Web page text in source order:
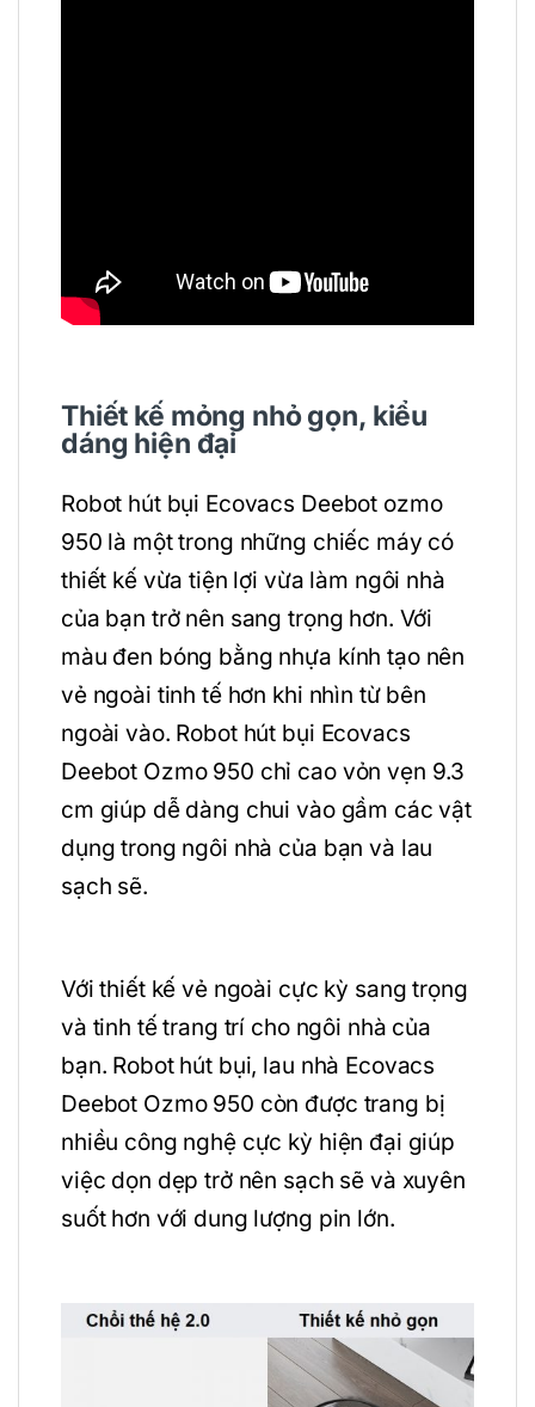
Thiết kế mỏng nhỏ gọn, kiểu
dáng hiện đại
Robot hút bụi Ecovacs Deebot ozmo
950 là một trong những chiếc máy có
thiết kế vừa tiện lợi vừa làm ngôi nhà
của bạn trở nên sang trọng hơn. Với
màu đen bóng bằng nhựa kính tạo nên
vẻ ngoài tinh tế hơn khi nhìn từ bên
ngoài vào. Robot hút bụi Ecovacs
Deebot Ozmo 950 chỉ cao vỏn vẹn 9.3
cm giúp dễ dàng chui vào gầm các vật
dụng trong ngôi nhà của bạn và lau
sạch sẽ.
Với thiết kế vẻ ngoài cực kỳ sang trọng
và tinh tế trang trí cho ngôi nhà của
bạn. Robot hút bụi, lau nhà Ecovacs
Deebot Ozmo 950 còn được trang bị
nhiều công nghệ cực kỳ hiện đại giúp
việc dọn dẹp trở nên sạch sẽ và xuyên
suốt hơn với dung lượng pin lớn.